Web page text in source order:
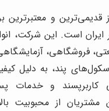
قدیمی‌ترین و معتبرترین
ایران است. این شرکت،
فروشگاهی،
پند، به دلیل
کاربرپسند و خدمات
مشتریان از محبوبیت